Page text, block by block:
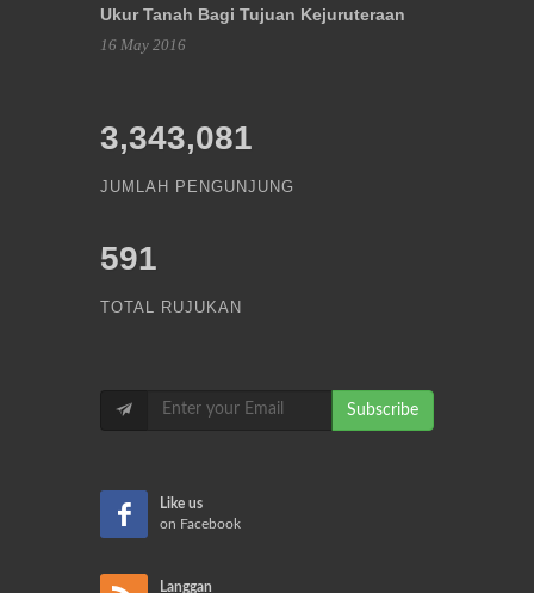
Ukur Tanah Bagi Tujuan Kejuruteraan
16 May 2016
3,343,081
JUMLAH PENGUNJUNG
591
TOTAL RUJUKAN
Subscribe
Like us
on Facebook
Langgan